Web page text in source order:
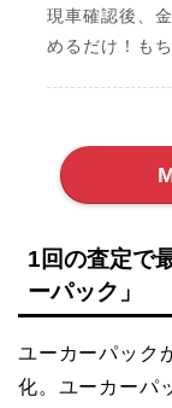
現車確認後、
めるだけ！も
1回の査定で
ーパック」
ユーカーパック
化。ユーカーパ